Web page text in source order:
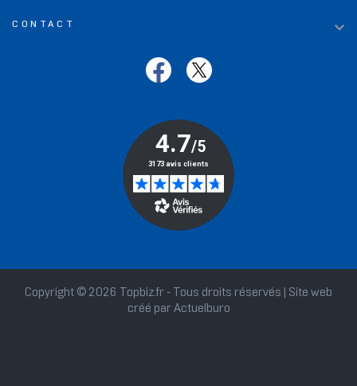
CONTACT 
Copyright © 2026 Topbiz.fr - Tous droits réservés | Site web
créé par Actuelburo